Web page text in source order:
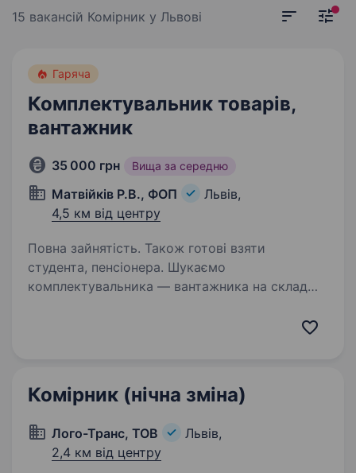
15 вакансій Комірник у Львові
Гаряча
Комплектувальник товарів,
вантажник
35 000 грн Вища за середню
Матвійків Р.В., ФОП
Львів,
4,5 км від центру
Повна зайнятість. Також готові взяти
студента, пенсіонера. Шукаємо
комплектувальника — вантажника на склад
Комірник (нічна зміна)
Лого-Транс, ТОВ
Львів,
2,4 км від центру